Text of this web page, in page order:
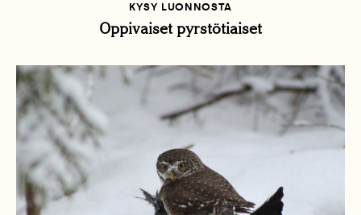
KYSY LUONNOSTA
Oppivaiset pyrstötiaiset